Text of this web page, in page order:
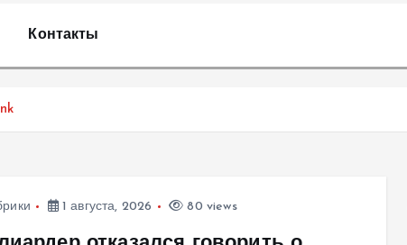
Контакты
1 августа, 2026 80 views